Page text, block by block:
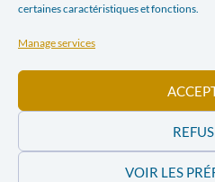
certaines caractéristiques et fonctions.
Manage services
VOIR LES
| JUSTICE & PEACE –